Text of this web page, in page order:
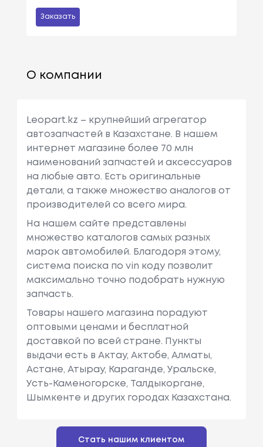
Заказать
О компании
Leopart.kz – крупнейший агрегатор
автозапчастей в Казахстане. В нашем
интернет магазине более 70 млн
наименований запчастей и аксессуаров
на любые авто. Есть оригинальные
детали, а также множество аналогов от
производителей со всего мира.
На нашем сайте представлены
множество каталогов самых разных
марок автомобилей. Благодоря этому,
система поиска по vin коду позволит
максимально точно подобрать нужную
запчасть.
Товары нашего магазина порадуют
оптовыми ценами и бесплатной
доставкой по всей стране. Пункты
выдачи есть в Актау, Актобе, Алматы,
Астане, Атырау, Караганде, Уральске,
Усть-Каменогорске, Талдыкоргане,
Шымкенте и других городах Казахстана.
Стать нашим клиентом